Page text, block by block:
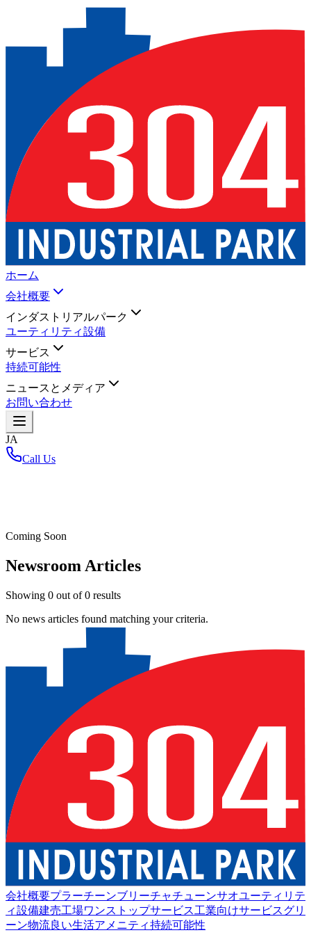
ホーム
会社概要
インダストリアルパーク
ユーティリティ設備
サービス
持続可能性
ニュースとメディア
お問い合わせ
JA
Call Us
Coming Soon
Newsroom Articles
Showing 0 out of0 results
No news articles found matching your criteria.
会社概要プラーチーンブリーチャチューンサオユーティリテ
ィ設備建売工場ワンストップサービス工業向けサービスグリ
ーン物流良い生活アメニティ持続可能性